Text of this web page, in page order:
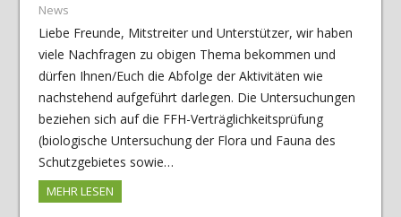
News
Liebe Freunde, Mitstreiter und Unterstützer, wir haben
viele Nachfragen zu obigen Thema bekommen und
dürfen Ihnen/Euch die Abfolge der Aktivitäten wie
nachstehend aufgeführt darlegen. Die Untersuchungen
beziehen sich auf die FFH-Verträglichkeitsprüfung
(biologische Untersuchung der Flora und Fauna des
Schutzgebietes sowie…
MEHR LESEN